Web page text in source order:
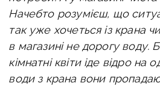
Начебто розумієш, що
так уже хочеться із крана
в магазині не дорогу воду.
кімнатні квіти іде відро на
води з крана вони